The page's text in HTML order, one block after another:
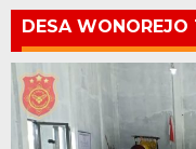
DESA